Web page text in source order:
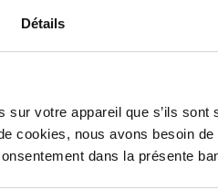
Détails
votre appareil que s’ils
cookies, nous avons besoin
dans la présente